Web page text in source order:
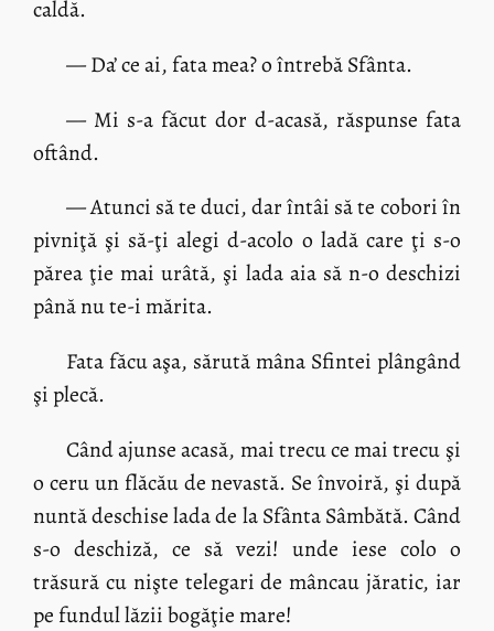
caldă.
— Da’ ce ai, fata mea? o întrebă Sfânta.
— Mi s-a făcut dor d-acasă, răspunse fata
oftând.
— Atunci să te duci, dar întâi să te cobori în
pivniţă şi să-ţi alegi d-acolo o ladă care ţi s-o
părea ţie mai urâtă, şi lada aia să n-o deschizi
până nu te-i mărita.
Fata făcu aşa, sărută mâna Sfintei plângând
şi plecă.
Când ajunse acasă, mai trecu ce mai trecu şi
o ceru un flăcău de nevastă. Se învoiră, şi după
nuntă deschise lada de la Sfânta Sâmbătă. Când
s-o deschiză, ce să vezi! unde iese colo o
trăsură cu nişte telegari de mâncau jăratic, iar
pe fundul lăzii bogăţie mare!